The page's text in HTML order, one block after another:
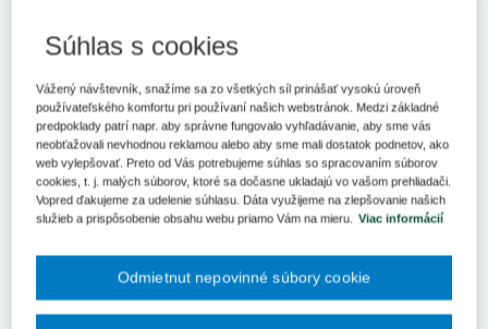
Právo a manažment v zdravotníctve (2)
Aktuality (0)
Návrh vlády na zmenu právnych predpisov
Ministerstvo zdravotníctva SR pripravuje novely právnych
predpisov, ktorých ciele, návrhy a zámery vyplývajú z hlavných
Súhlas s cookies
Vážený návštevník, snažíme sa zo všetkých síl prinášať vysokú úroveň
používateľského komfortu pri používaní našich webstránok. Medzi základné
predpoklady patrí napr. aby správne fungovalo vyhľadávanie, aby sme vás
neobťažovali nevhodnou reklamou alebo aby sme mali dostatok podnetov, ako
web vylepšovať. Preto od Vás potrebujeme súhlas so spracovaním súborov
cookies, t. j. malých súborov, ktoré sa dočasne ukladajú vo vašom prehliadači.
Vopred ďakujeme za udelenie súhlasu. Dáta využijeme na zlepšovanie našich
služieb a prispôsobenie obsahu webu priamo Vám na mieru. Viac informácií
Odmietnut nepovinné súbory cookie